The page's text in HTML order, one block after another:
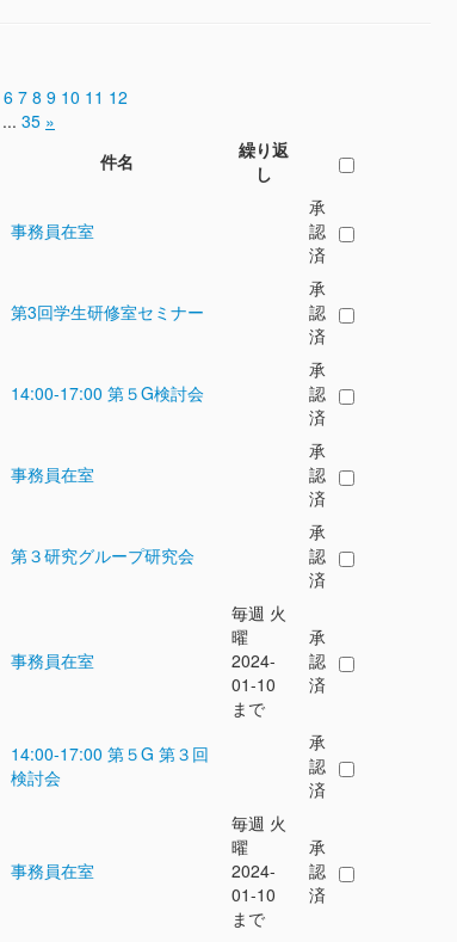
6 7 8 9 10 11 12
... 35 »
件名
繰り返
し
事務員在室
承
認
済
第3回学生研修室セミナー
承
認
済
14:00-17:00 第５G検討会
承
認
済
事務員在室
承
認
済
第３研究グループ研究会
承
認
済
事務員在室
毎週 火
曜
2024-
01-10
まで
承
認
済
14:00-17:00 第５G 第３回
検討会
承
認
済
事務員在室
毎週 火
曜
2024-
01-10
まで
承
認
済